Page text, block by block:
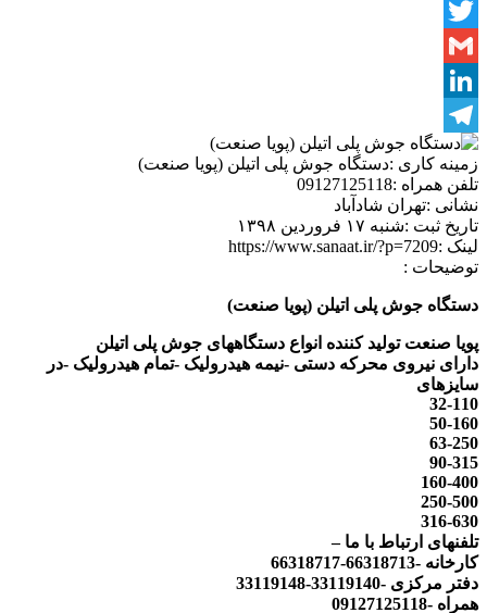
Facebook
Twitter
Gmail
LinkedIn
Telegram
زمینه کاری :دستگاه جوش پلی اتیلن (پویا صنعت)
تلفن همراه :09127125118
نشانی :تهران شادآباد
تاریخ ثبت :شنبه ۱۷ فروردین ۱۳۹۸
لینک :https://www.sanaat.ir/?p=7209
توضیحات :
دستگاه جوش پلی اتیلن (پویا صنعت)
پویا صنعت تولید کننده انواع دستگاههای جوش پلی اتیلن
دارای نیروی محرکه دستی -نیمه هیدرولیک -تمام هیدرولیک -در
سایزهای
32-110
50-160
63-250
90-315
160-400
250-500
316-630
تلفنهای ارتباط با ما –
کارخانه -66318713-66318717
دفتر مرکزی -33119140-33119148
همراه -09127125118